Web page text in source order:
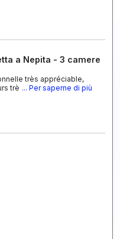
a Nepita - 3 camere
très appréciable,
trè ... Per saperne di più